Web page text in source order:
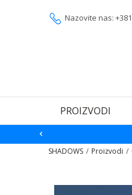
Nazovite nas:
PROIZVODI
SHADOWS Proizvodi